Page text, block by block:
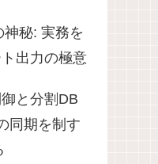
秘: 実務を
出力の極意
と分割DB
同期を制す